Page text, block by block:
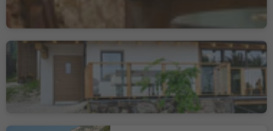
Mountain Inn Dorfner
Casignano/Gschnon, Montan/Montagna, Alto Adige Wine Road
Poziom zrównoważenia 2